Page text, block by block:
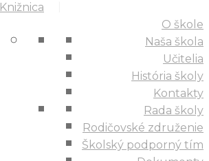
Knižnica
O škole
Naša škola
Učitelia
História školy
Kontakty
Rada školy
Rodičovské združenie
Školský podporný tím